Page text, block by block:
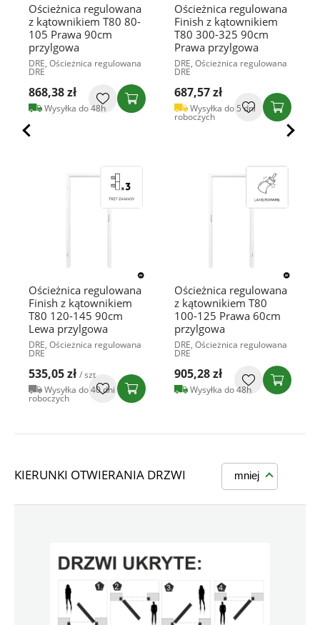
Ościeżnica regulowana
z kątownikiem T80 80-
105 Prawa 90cm
przylgowa
DRE, Ościeżnica regulowana
DRE
868,38 zł
Wysyłka do 48h
Ościeżnica regulowana
Finish z kątownikiem
T80 120-145 90cm
Lewa przylgowa
DRE, Ościeżnica regulowana
DRE
535,05 zł / szt
Wysyłka do 40 dni
roboczych
Ościeżnica regulowana
Finish z kątownikiem
T80 300-325 90cm
Prawa przylgowa
DRE, Ościeżnica regulowana
DRE
687,57 zł
Wysyłka do 5 dni
roboczych
Ościeżnica regulowana
z kątownikiem T80
100-125 Prawa 60cm
przylgowa
DRE, Ościeżnica regulowana
DRE
905,28 zł
Wysyłka do 48h
KIERUNKI OTWIERANIA DRZWI mniej